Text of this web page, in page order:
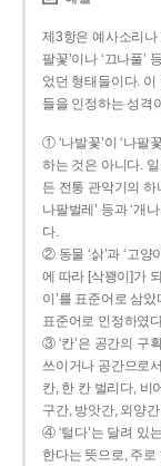
제3항은 예사소리나
팔꽃’이나 ‘끄나풀’
었던 형태들이다.
들을 인정하는 성격
① ‘나발꽃’이 ‘나팔
하는 것은 아니다.
든 전통 관악기의 하
나팔벌레’ 등과 ‘개
다.
② 동물 ‘삵’과 ‘고양
에 따라 [삭꽹이]가
이’를 표준어로 삼았
표준어로 인정하였
③ ‘칸’은 공간의 구
쓰이거나 공간으로
칸, 한 칸 벌리다, 비
구간, 방앗간, 외양간
④ ‘털다’는 달려 있
한다는 뜻으로, 주로